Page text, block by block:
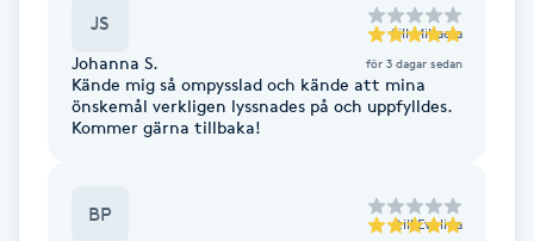
Fransförlängning
Fransförlängning Megavolym
JS till Mikaela
Johanna S. för 3 dagar sedan
Kände mig så ompysslad och kände att mina
önskemål verkligen lyssnades på och uppfylldes.
Kommer gärna tillbaka!
BP till Evelina